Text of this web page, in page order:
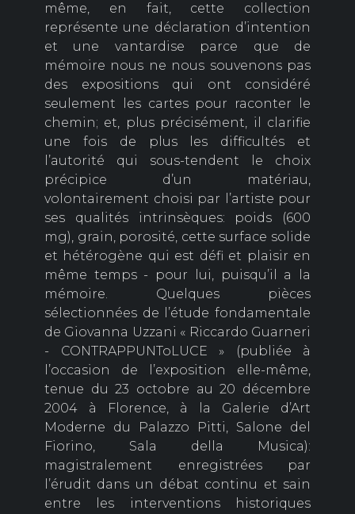
même, en fait, cette collection
représente une déclaration d’intention
et une vantardise parce que de
mémoire nous ne nous souvenons pas
des expositions qui ont considéré
seulement les cartes pour raconter le
chemin; et, plus précisément, il clarifie
une fois de plus les difficultés et
l’autorité qui sous-tendent le choix
précipice d’un matériau,
volontairement choisi par l’artiste pour
ses qualités intrinsèques: poids (600
mg), grain, porosité, cette surface solide
et hétérogène qui est défi et plaisir en
même temps - pour lui, puisqu’il a la
mémoire. Quelques pièces
sélectionnées de l’étude fondamentale
de Giovanna Uzzani « Riccardo Guarneri
- CONTRAPPUNToLUCE » (publiée à
l’occasion de l’exposition elle-même,
tenue du 23 octobre au 20 décembre
2004 à Florence, à la Galerie d’Art
Moderne du Palazzo Pitti, Salone del
Fiorino, Sala della Musica):
magistralement enregistrées par
l’érudit dans un débat continu et sain
entre les interventions historiques